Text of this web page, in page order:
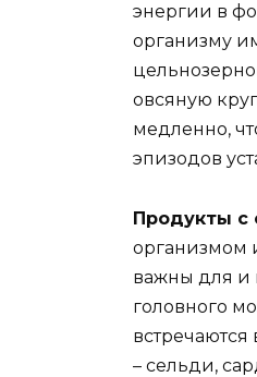
энергии в
организму
овсяную
медленно,
эпизодов
Продукты с
организмом
важны для и
головного
– сельди,